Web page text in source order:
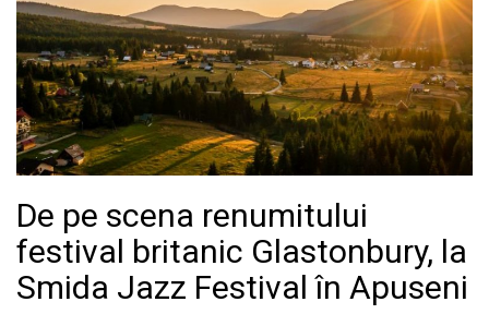
De pe scena renumitului
festival britanic Glastonbury, la
Smida Jazz Festival în Apuseni